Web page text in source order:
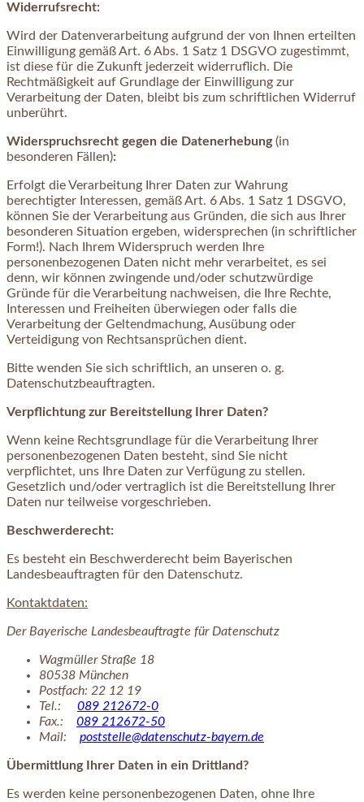
Widerrufsrecht:
Wird der Datenverarbeitung aufgrund der von Ihnen erteilten
Einwilligung gemäß Art. 6 Abs. 1 Satz 1 DSGVO zugestimmt,
ist diese für die Zukunft jederzeit widerruflich. Die
Rechtmäßigkeit auf Grundlage der Einwilligung zur
Verarbeitung der Daten, bleibt bis zum schriftlichen Widerruf
unberührt.
Widerspruchsrecht gegen die Datenerhebung(in
besonderen Fällen):
Erfolgt die Verarbeitung Ihrer Daten zur Wahrung
berechtigter Interessen, gemäß Art. 6 Abs. 1 Satz 1 DSGVO,
können Sie der Verarbeitung aus Gründen, die sich aus Ihrer
besonderen Situation ergeben, widersprechen (in schriftlicher
Form!). Nach Ihrem Widerspruch werden Ihre
personenbezogenen Daten nicht mehr verarbeitet, es sei
denn, wir können zwingende und/oder schutzwürdige
Gründe für die Verarbeitung nachweisen, die Ihre Rechte,
Interessen und Freiheiten überwiegen oder falls die
Verarbeitung der Geltendmachung, Ausübung oder
Verteidigung von Rechtsansprüchen dient.
Bitte wenden Sie sich schriftlich, an unseren o. g.
Datenschutzbeauftragten.
Verpflichtung zur Bereitstellung Ihrer Daten?
Wenn keine Rechtsgrundlage für die Verarbeitung Ihrer
personenbezogenen Daten besteht, sind Sie nicht
verpflichtet, uns Ihre Daten zur Verfügung zu stellen.
Gesetzlich und/oder vertraglich ist die Bereitstellung Ihrer
Daten nur teilweise vorgeschrieben.
Beschwerderecht:
Es besteht ein Beschwerderecht beim Bayerischen
Landesbeauftragten für den Datenschutz.
Kontaktdaten:
Der Bayerische Landesbeauftragte für Datenschutz
Wagmüller Straße 18
80538 München
Postfach: 22 12 19
Tel.: 089 212672-0
Fax.: 089 212672-50
Mail: poststelle@datenschutz-bayern.de
Übermittlung Ihrer Daten in ein Drittland?
Es werden keine personenbezogenen Daten, ohne Ihre